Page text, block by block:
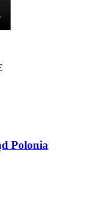
Polonia